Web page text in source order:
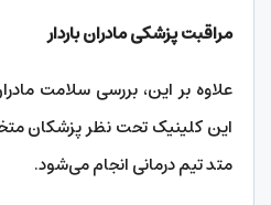
مراقبت پزشکی مادران باردار
علاوه بر این، بررسی سلامت
این کلینیک تحت نظر پزشکان
متد تیم درمانی انجام می‌شود.